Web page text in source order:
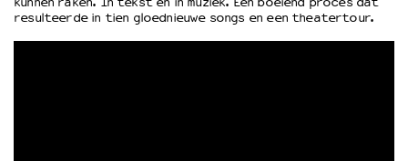
resulteerde in tien gloednieuwe songs en een theatertour.